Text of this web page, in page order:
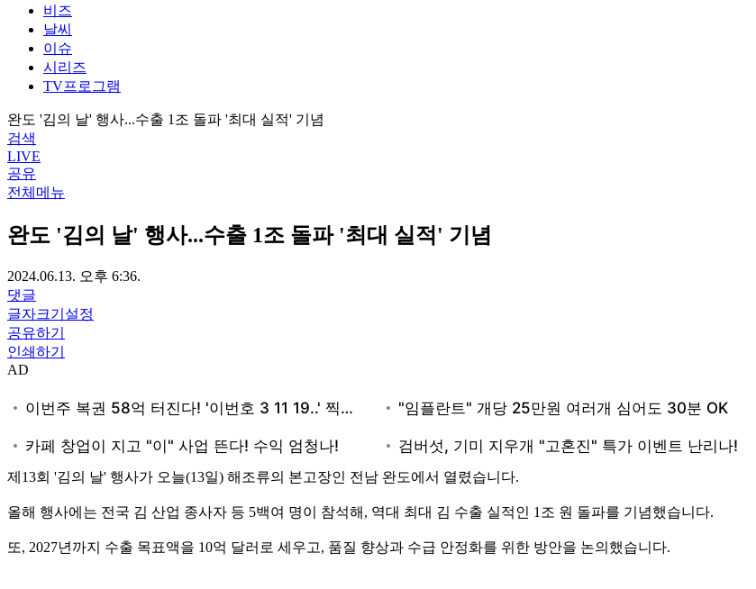
비즈
날씨
이슈
시리즈
TV프로그램
완도 '김의 날' 행사...수출 1조 돌파 '최대 실적' 기념
검색
LIVE
공유
전체메뉴
완도 '김의 날' 행사...수출 1조 돌파 '최대 실적' 기념
2024.06.13. 오후 6:36.
댓글
글자크기설정
공유하기
인쇄하기
AD
제13회 '김의 날' 행사가 오늘(13일) 해조류의 본고장인 전남 완도에서 열렸습니다.
올해 행사에는 전국 김 산업 종사자 등 5백여 명이 참석해, 역대 최대 김 수출 실적인 1조 원 돌파를 기념했습니다.
또, 2027년까지 수출 목표액을 10억 달러로 세우고, 품질 향상과 수급 안정화를 위한 방안을 논의했습니다.